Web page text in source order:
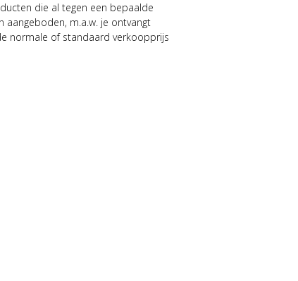
die al tegen een bepaalde
m.a.w. je ontvangt
normale of standaard verkoopprijs